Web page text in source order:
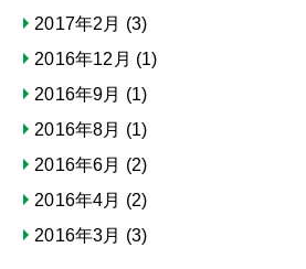
2017年2月 (3)
2016年12月 (1)
2016年9月 (1)
2016年8月 (1)
2016年6月 (2)
2016年4月 (2)
2016年3月 (3)